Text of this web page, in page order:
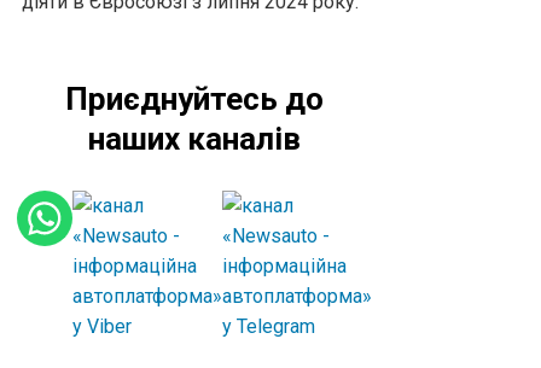
Приєднуйтесь до
наших каналів